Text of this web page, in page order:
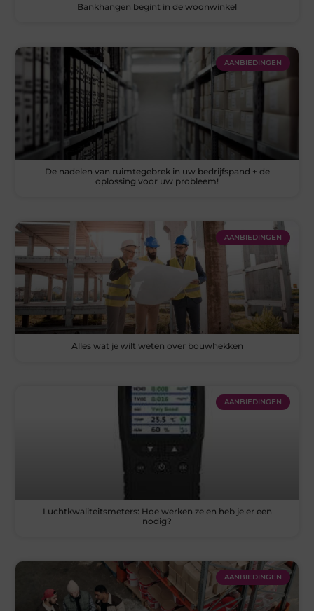
Bankhangen begint in de woonwinkel
AANBIEDINGEN
De nadelen van ruimtegebrek in uw bedrijfspand + de
oplossing voor uw probleem!
AANBIEDINGEN
Alles wat je wilt weten over bouwhekken
AANBIEDINGEN
Luchtkwaliteitsmeters: Hoe werken ze en heb je er een
nodig?
AANBIEDINGEN